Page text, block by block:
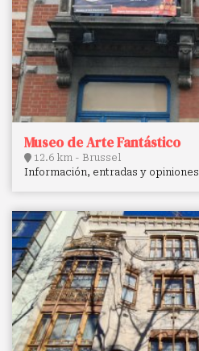
Museo de Arte Fantástico
12.6 km - Brussel
Información, entradas y opiniones